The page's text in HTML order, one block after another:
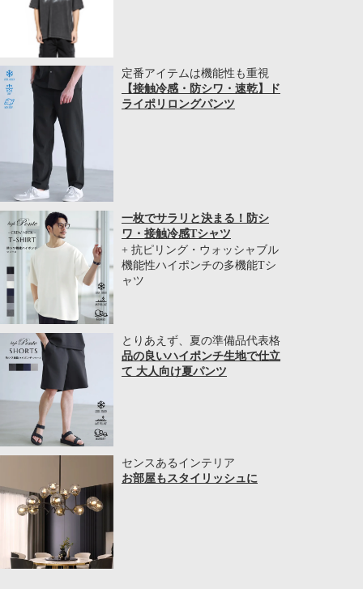
定番アイテムは機能性も重視
【接触冷感・防シワ・速乾】ド
ライポリロングパンツ
一枚でサラリと決まる！防シ
ワ・接触冷感Tシャツ
+ 抗ピリング・ウォッシャブル
機能性ハイポンチの多機能Tシ
ャツ
とりあえず、夏の準備品代表格
品の良いハイポンチ生地で仕立
て 大人向け夏パンツ
センスあるインテリア
お部屋もスタイリッシュに